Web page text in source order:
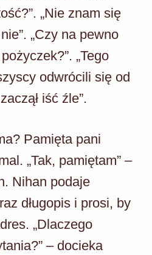
„Nie znam się
„Czy na pewno
„Tego
odwrócili się od
iść źle”.
Pamięta pani
„Tak, pamiętam” –
Nihan podaje
długopis i prosi, by
„Dlaczego
– docieka